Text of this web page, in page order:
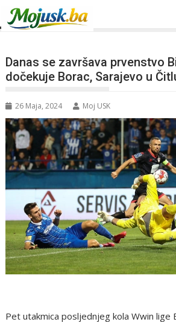
Danas se završava prvenstvo
dočekuje Borac, Sarajevo u
26 Maja, 2024 Moj USK
Pet utakmica posljednjeg kola Wwin lige